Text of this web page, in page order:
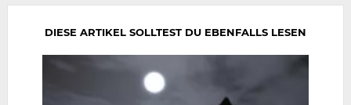
DIESE ARTIKEL SOLLTEST DU EBENFALLS LESEN